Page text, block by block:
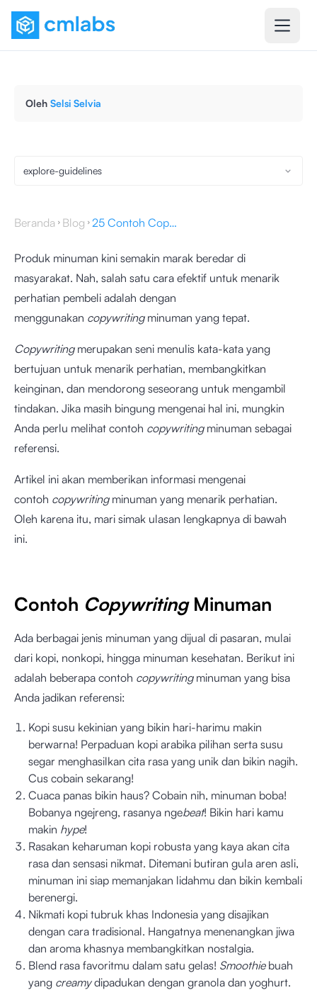
Oleh Selsi Selvia
explore-guidelines
Beranda Blog 25 Contoh Copywriting Minuman yang Menjual, Catat!
Produk minuman kini semakin marak beredar di
masyarakat. Nah, salah satu cara efektif untuk menarik
perhatian pembeli adalah dengan
menggunakan copywritingminuman yang tepat.
Copywritingmerupakan seni menulis kata-kata yang
bertujuan untuk menarik perhatian, membangkitkan
keinginan, dan mendorong seseorang untuk mengambil
tindakan. Jika masih bingung mengenai hal ini, mungkin
Anda perlu melihat contoh copywritingminuman sebagai
referensi.
Artikel ini akan memberikan informasi mengenai
contoh copywritingminuman yang menarik perhatian.
Oleh karena itu, mari simak ulasan lengkapnya di bawah
ini.
Contoh CopywritingMinuman
Ada berbagai jenis minuman yang dijual di pasaran, mulai
dari kopi, nonkopi, hingga minuman kesehatan. Berikut ini
adalah beberapa contoh copywritingminuman yang bisa
Anda jadikan referensi:
Kopi susu kekinian yang bikin hari-harimu makin
berwarna! Perpaduan kopi arabika pilihan serta susu
segar menghasilkan cita rasa yang unik dan bikin nagih.
Cus cobain sekarang!
Cuaca panas bikin haus? Cobain nih, minuman boba!
Bobanya ngejreng, rasanya ngebeat! Bikin hari kamu
makin hype!
Rasakan keharuman kopi robusta yang kaya akan cita
rasa dan sensasi nikmat. Ditemani butiran gula aren asli,
minuman ini siap memanjakan lidahmu dan bikin kembali
berenergi.
Nikmati kopi tubruk khas Indonesia yang disajikan
dengan cara tradisional. Hangatnya menenangkan jiwa
dan aroma khasnya membangkitkan nostalgia.
Blend rasa favoritmu dalam satu gelas! Smoothiebuah
yang creamydipadukan dengan granola dan yoghurt.